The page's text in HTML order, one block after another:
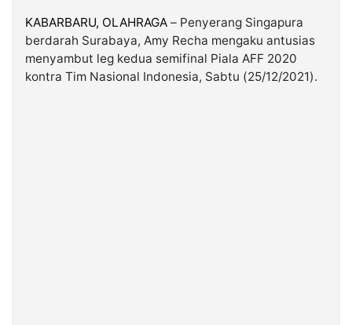
Kabarbaru.co
KABARBARU, OLAHRAGA – Penyerang Singapura
berdarah Surabaya, Amy Recha mengaku antusias
menyambut leg kedua semifinal Piala AFF 2020
kontra Tim Nasional Indonesia, Sabtu (25/12/2021).